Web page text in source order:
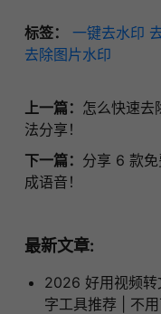
标签： 一键去水印
去除图片水印
上一篇： 怎么快速去
法分享！
下一篇： 分享 6 款
成语音！
最新文章:
2026 好用视频转
字工具推荐 | 不